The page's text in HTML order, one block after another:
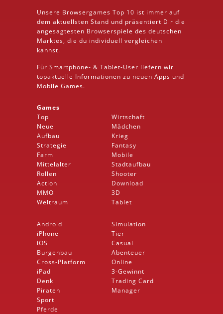
Unsere Browsergames Top 10 ist immer auf
dem aktuellsten Stand und präsentiert Dir die
angesagtesten Browserspiele des deutschen
Marktes, die du individuell vergleichen
kannst.
Für Smartphone- & Tablet-User liefern wir
topaktuelle Informationen zu neuen Apps und
Mobile Games.
Games
Top
Neue
Aufbau
Strategie
Farm
Mittelalter
Rollen
Action
MMO
Weltraum
Wirtschaft
Mädchen
Krieg
Fantasy
Mobile
Stadtaufbau
Shooter
Download
3D
Tablet
Android
iPhone
iOS
Burgenbau
Cross-Platform
iPad
Denk
Piraten
Sport
Pferde
Simulation
Tier
Casual
Abenteuer
Online
3-Gewinnt
Trading Card
Manager